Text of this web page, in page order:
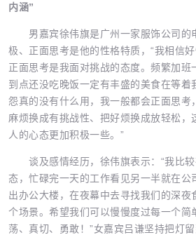
内涵”
男嘉宾徐伟旗是广州一家服饰公司的
极、正面思考是他的性格特质，“我相信好
正面思考是我面对挑战的态度。频繁加班
到点还没吃晚饭一定有丰盛的美食在等
怨真的没有什么用，我一般都会正面思考
麻烦换成有挑战性、把好烦换成放轻松，
人的心态更加积极一些。”
谈及感情经历，徐伟旗表示：“我比较
态，忙碌完一天的工作看见另一半就在公
出办公大楼，在夜幕中去寻找我们的深夜
个场景。希望我们可以慢慢度过每一个简
荡、真切、勇敢！”女嘉宾吕谦坚持把灯